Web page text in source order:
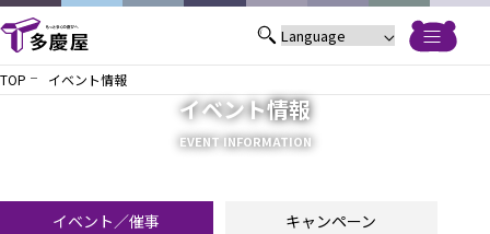
TOP イベント情報
イベント情報
EVENT INFORMATION
イベント／催事 キャンペーン